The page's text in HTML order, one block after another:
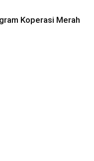
Koperasi Merah